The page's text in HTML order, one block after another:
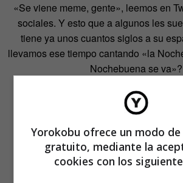
«Se viene meme, gente», leemos en
sociales. Y esto que a algunos les
tiene ya unos cuantos siglos a su
llevamos ese tiempo cantando «la
Nochebuena se va»?
Yorokobu ofrece un modo de
gratuito, mediante la
cookies con los